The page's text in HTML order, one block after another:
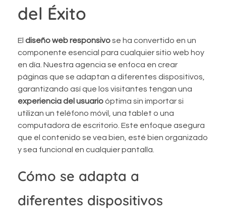
del Éxito
El diseño web responsivose ha convertido en un
componente esencial para cualquier sitio web hoy
en día. Nuestra agencia se enfoca en crear
páginas que se adaptan a diferentes dispositivos,
garantizando así que los visitantes tengan una
experiencia del usuarioóptima sin importar si
utilizan un teléfono móvil, una tablet o una
computadora de escritorio. Este enfoque asegura
que el contenido se vea bien, esté bien organizado
y sea funcional en cualquier pantalla.
Cómo se adapta a
diferentes dispositivos